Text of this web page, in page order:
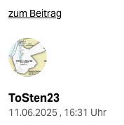
zum Beitrag
ToSten23
11.06.2025 , 16:31 Uhr